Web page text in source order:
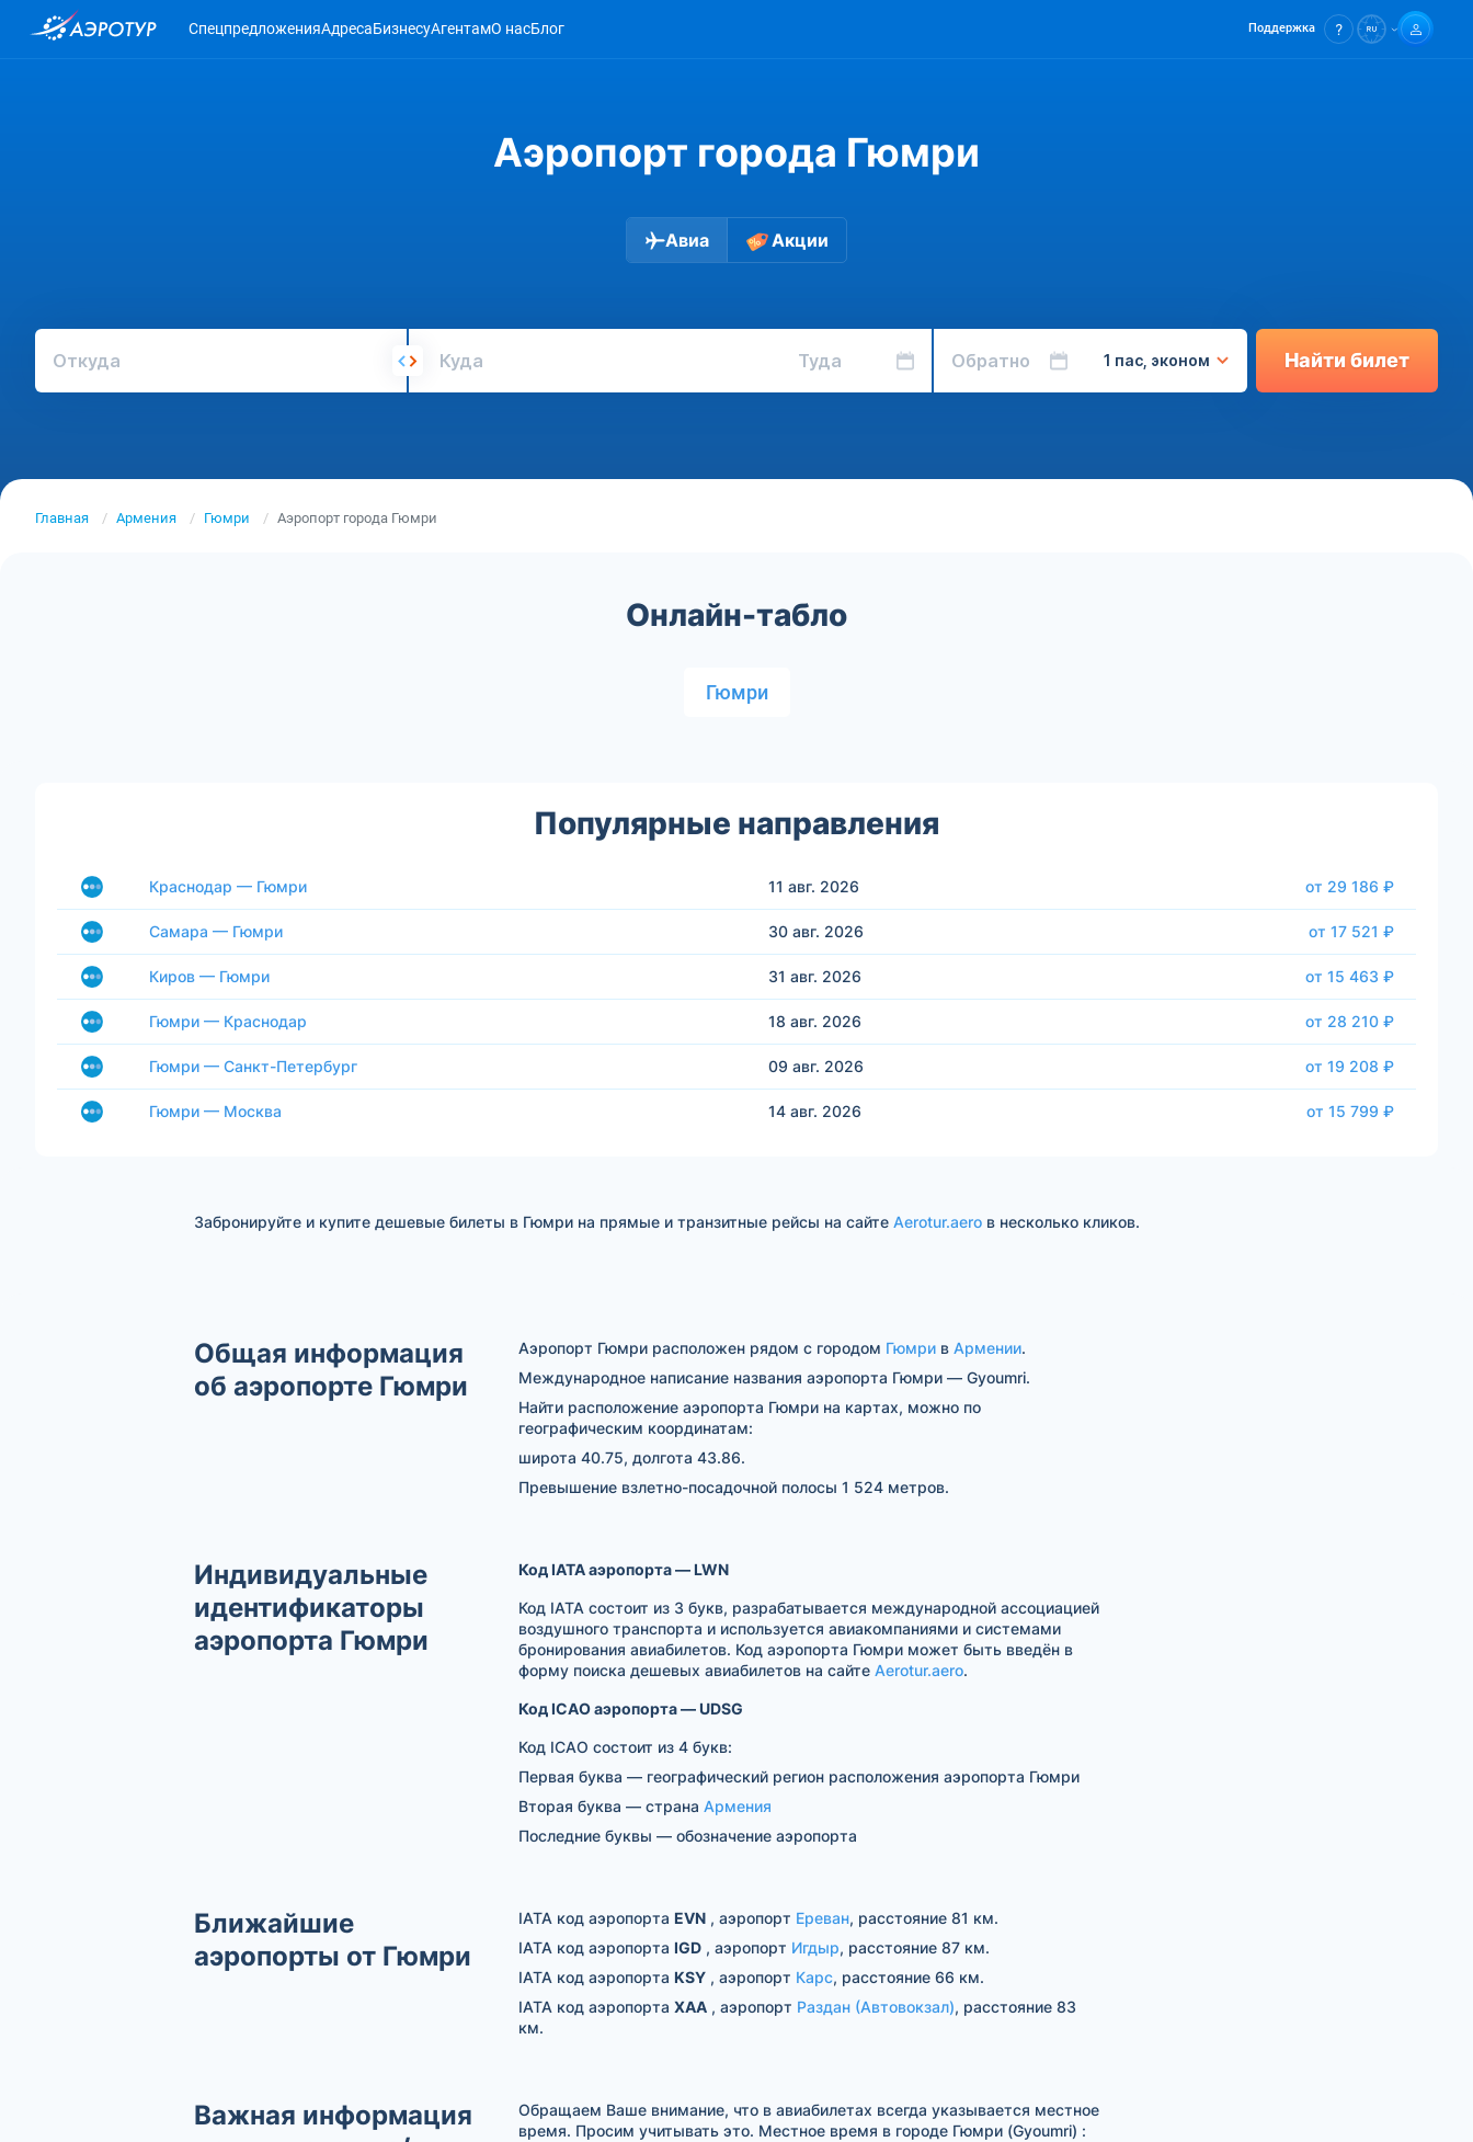
СпецпредложенияАдресаБизнесуАгентамО насБлог Поддержка
Аэропорт города Гюмри
Авиа Акции
Откуда Куда Туда Обратно 1 пас, эконом Найти билет
Главная Армения Гюмри Аэропорт города Гюмри
Онлайн-табло
Гюмри
Популярные направления
Краснодар — Гюмри 11 авг. 2026 от 29 186 ₽
Самара — Гюмри 30 авг. 2026 от 17 521 ₽
Киров — Гюмри 31 авг. 2026 от 15 463 ₽
Гюмри — Краснодар 18 авг. 2026 от 28 210 ₽
Гюмри — Санкт-Петербург 09 авг. 2026 от 19 208 ₽
Гюмри — Москва 14 авг. 2026 от 15 799 ₽
Забронируйте и купите дешевые билеты в Гюмри на прямые и транзитные рейсы на сайте Aerotur.aero в несколько кликов.
Общая информация
об аэропорте Гюмри
Аэропорт Гюмри расположен рядом с городом Гюмрив Армении.
Международное написание названия аэропорта Гюмри — Gyoumri.
Найти расположение аэропорта Гюмри на картах, можно по
географическим координатам:
широта 40.75, долгота 43.86.
Превышение взлетно-посадочной полосы 1 524 метров.
Индивидуальные
идентификаторы
аэропорта Гюмри
Код IATA аэропорта — LWN
Код IATA состоит из 3 букв, разрабатывается международной ассоциацией
воздушного транспорта и используется авиакомпаниями и системами
бронирования авиабилетов. Код аэропорта Гюмри может быть введён в
форму поиска дешевых авиабилетов на сайте Aerotur.aero.
Код ICAO аэропорта — UDSG
Код ICAO состоит из 4 букв:
Первая буква — географический регион расположения аэропорта Гюмри
Вторая буква — страна Армения
Последние буквы — обозначение аэропорта
Ближайшие
аэропорты от Гюмри
IATA код аэропорта EVN, аэропорт Ереван, расстояние 81 км.
IATA код аэропорта IGD, аэропорт Игдыр, расстояние 87 км.
IATA код аэропорта KSY, аэропорт Карс, расстояние 66 км.
IATA код аэропорта XAA, аэропорт Раздан (Автовокзал), расстояние 83
км.
Важная информация
Обращаем Ваше внимание, что в авиабилетах всегда указывается местное
время. Просим учитывать это. Местное время в городе Гюмри (Gyoumri) :